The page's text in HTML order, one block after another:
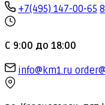
+7(495) 147-00-65
С 9:00 до 18:00
info@km1.ru